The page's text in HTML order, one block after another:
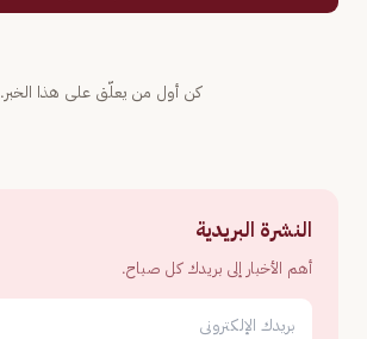
كن أول من يعلّق على هذا الخبر.
النشرة البريدية
أهم الأخبار إلى بريدك كل صباح.